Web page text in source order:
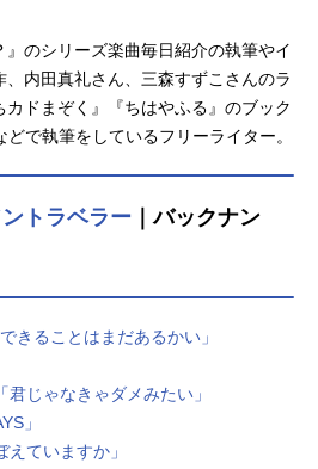
』のシリーズ楽曲毎日紹介の執筆やイ
内田真礼さん、三森すずこさんのラ
ドまぞく』『ちはやふる』のブック
で執筆をしているフリーライター。
トラベラー ｜バックナン
きることはまだあるかい」
じゃなきゃダメみたい」
」
ていますか」